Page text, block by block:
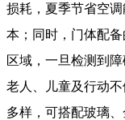
损耗，夏季节省空
本；同时，门体配
区域，一旦检测到
老人、儿童及行动
多样，可搭配玻璃